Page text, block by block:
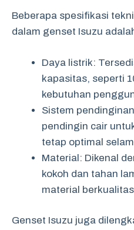
Beberapa spesifikasi
dalam genset Isuzu
Daya listrik:
kapasitas, seperti
kebutuhan
Sistem
pendingin cair
tetap optimal
Material: Dikenal
kokoh dan tahan
material
Genset Isuzu juga